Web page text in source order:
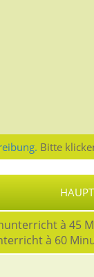
Bitte
à 45
à 60